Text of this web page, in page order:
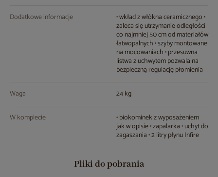
Dodatkowe informacje • wkład z włókna ceramicznego •
zaleca się utrzymanie odległości
co najmniej 50 cm od materiałów
łatwopalnych • szyby montowane
na mocowaniach • przesuwna
listwa z uchwytem pozwala na
bezpieczną regulację płomienia
Waga 24 kg
W komplecie • biokominek z wyposażeniem
jak w opisie • zapalarka • uchyt do
zagaszania • 2 litry płynu Infire
Pliki do pobrania